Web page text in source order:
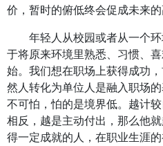
价，暂时的俯低终会促成未来的
年轻人从校园或者从一个环
于将原来环境里熟悉、习惯、
始。我们想在职场上获得成功
然人转化为单位人是融入职场
不可怕，怕的是境界低。越计
相反，越是主动付出，那么他
得一定成就的人，在职业生涯